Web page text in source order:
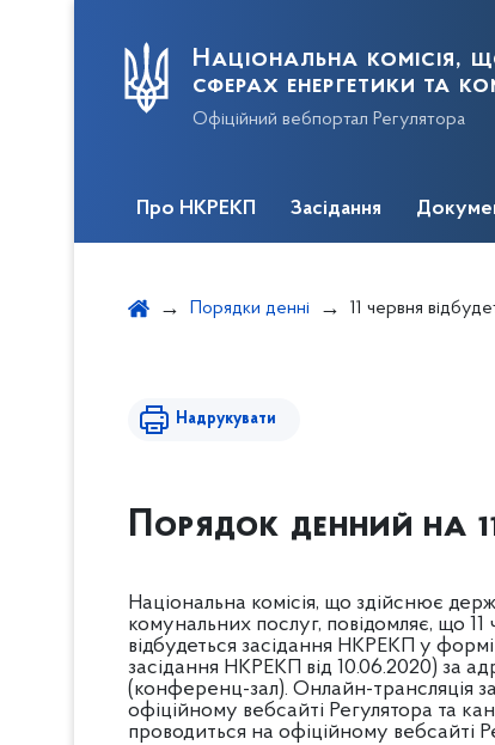
Національна комісія,
сферах енергетики та
Офіційний вебпортал Регулятора
Про НКРЕКП Засідання
Порядки денні 11 червня відбудеться засідання
Надрукувати
Порядок денний на
Національна комісія, що здійснює
комунальних послуг, повідомляє, що
відбудеться засідання НКРЕКП у
засідання НКРЕКП від 10.06.2020) за
(конференц-зал). Онлайн-трансляція
офіційному вебсайті Регулятора та
проводиться на офіційному вебсайті